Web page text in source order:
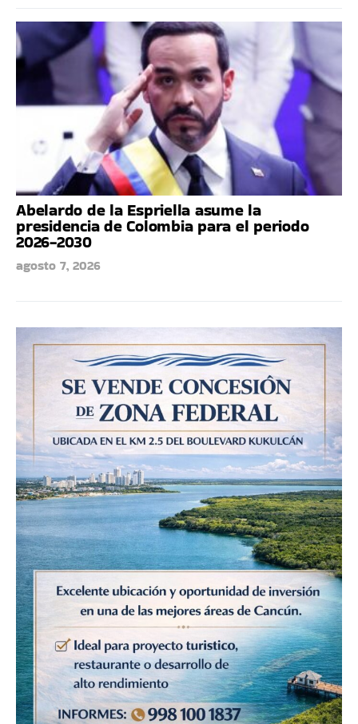
Abelardo de la Espriella asume la
presidencia de Colombia para el periodo
2026-2030
agosto 7, 2026